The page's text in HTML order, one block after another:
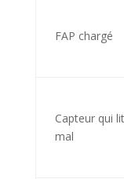
FAP chargé
Capteur qui lit
mal